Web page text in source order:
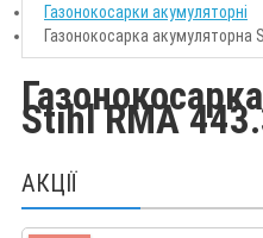
Газонокосарки акумуляторні
Газонокосарка акумуляторна
Stihl RMA
АКЦІЇ